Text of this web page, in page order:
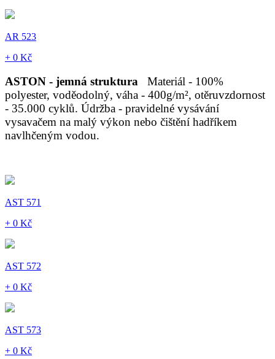
AR 523
+ 0 Kč
ASTON - jemná struktura
Materiál - 100%
polyester, voděodolný, váha - 400g/m², otěruvzdornost
- 35.000 cyklů. Údržba - pravidelné vysávání
vysavačem na malý výkon nebo čištění hadříkem
navlhčeným vodou.
AST 571
+ 0 Kč
AST 572
+ 0 Kč
AST 573
+ 0 Kč